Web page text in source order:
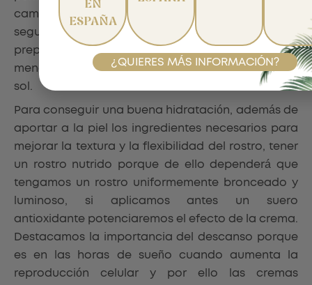
cambio de clima y recibir el bronceado de forma
segura y uniforme. Lo ideal es empezarnos a
preparar la piel con una buena exfoliación al
menos veinte días antes de la exposición directa al
sol.
Para conseguir una buena hidratación, además de
aportar a la piel los ingredientes necesarios para
mejorar la textura y la flexibilidad del rostro, tener
un rostro nutrido porque de ello dependerá que
tengamos un rostro uniformemente bronceado y
luminoso, si aplicamos antes un suero
antioxidante potenciaremos el efecto de la crema.
Destacamos la importancia del descanso porque
es en las horas de sueño cuando aumenta la
reproducción celular y por ello las cremas
EN
ESPAÑA
¿QUIERES MÁS INFORMACIÓN?